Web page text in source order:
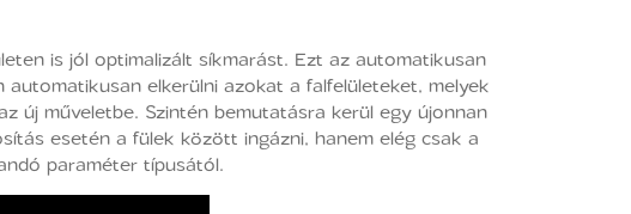
is jól optimalizált síkmarást. Ezt az automatikusan
elkerülni azokat a falfelületeket, melyek
új műveletbe. Szintén bemutatásra kerül egy újonnan
esetén a fülek között ingázni, hanem elég csak a
paraméter típusától.